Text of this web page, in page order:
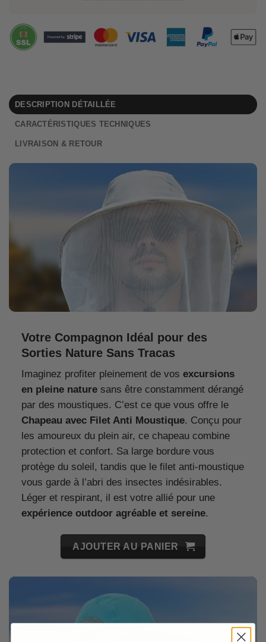
DESCRIPTION DÉTAILLÉE
CARACTÉRISTIQUES TECHNIQUES
LIVRAISON & RETOUR
Votre Compagnon Idéal pour des
Sorties Nature Sans Tracas
Imaginez profiter pleinement de vos excursions
en pleine naturesans être constamment dérangé
par des moustiques. C’est ce que vous offre le
Chapeau avec Filet Anti Moustique. Conçu pour
les amoureux du plein air, ce chapeau combine
protection et confort. Sa large bordure vous
protège du soleil, tandis que le filet anti-moustique
vous garde à l’abri des insectes indésirables.
Léger et respirant, il est votre allié pour une
expérience outdoor agréable et sereine.
AJOUTER AU PANIER